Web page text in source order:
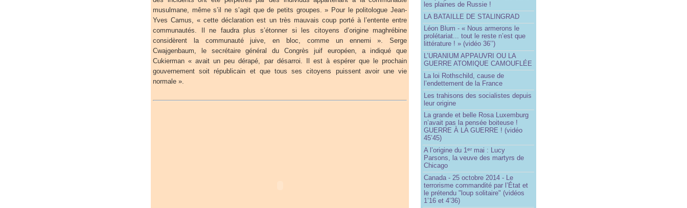
musulmane, même s’il ne s’agit que de petits groupes. » Pour le politologue Jean-
Yves Camus, « cette déclaration est un très mauvais coup porté à l’entente entre
communautés. Il ne faudra plus s’étonner si les citoyens d’origine maghrébine
considèrent la communauté juive, en bloc, comme un ennemi ». Serge
Cwajgenbaum, le secrétaire général du Congrès juif européen, a indiqué que
Cukierman « avait un peu dérapé, par désarroi. Il est à espérer que le prochain
gouvernement soit républicain et que tous ses citoyens puissent avoir une vie
normale ».
les plaines de Russie !
LA BATAILLE DE STALINGRAD
Léon Blum - « Nous armerons le
prolétariat... tout le reste n’est que
littérature ! » (vidéo 36’’)
L’URANIUM APPAUVRI OU LA
GUERRE ATOMIQUE CAMOUFLÉE
La loi Rothschild, cause de
l’endettement de la France
Les trahisons des socialistes depuis
leur origine
La grande et belle Rosa Luxemburg
n’avait pas la pensée boiteuse !
GUERRE À LA GUERRE ! (vidéo
45’45)
A l’origine du 1er mai : Lucy
Parsons, la veuve des martyrs de
Chicago
Canada - 25 octobre 2014 - Le
terrorisme commandité par l’État et
le prétendu "loup solitaire" (vidéos
1’16 et 4’36)